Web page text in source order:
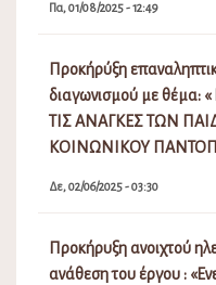
Πα, 01/08/2025 - 12:49
Προκήρύξη
διαγωνισμού με
ΤΙΣ ΑΝΑΓΚΕΣ ΤΩΝ
ΚΟΙΝΩΝΙΚΟΥ
Δε, 02/06/2025 - 03:30
Προκήρυξη ανοιχτού
ανάθεση του έργου :